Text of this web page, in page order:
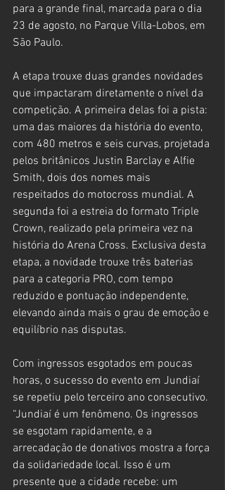
para a grande final, marcada para o dia
23 de agosto, no Parque Villa-Lobos, em
São Paulo.
A etapa trouxe duas grandes novidades
que impactaram diretamente o nível da
competição. A primeira delas foi a pista:
uma das maiores da história do evento,
com 480 metros e seis curvas, projetada
pelos britânicos Justin Barclay e Alfie
Smith, dois dos nomes mais
respeitados do motocross mundial. A
segunda foi a estreia do formato Triple
Crown, realizado pela primeira vez na
história do Arena Cross. Exclusiva desta
etapa, a novidade trouxe três baterias
para a categoria PRO, com tempo
reduzido e pontuação independente,
elevando ainda mais o grau de emoção e
equilíbrio nas disputas.
Com ingressos esgotados em poucas
horas, o sucesso do evento em Jundiaí
se repetiu pelo terceiro ano consecutivo.
“Jundiaí é um fenômeno. Os ingressos
se esgotam rapidamente, e a
arrecadação de donativos mostra a força
da solidariedade local. Isso é um
presente que a cidade recebe: um